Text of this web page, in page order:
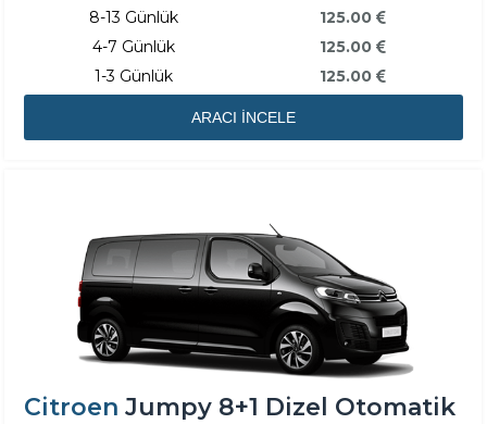
8-13 Günlük
4-7 Günlük
1-3 Günlük
125.00
125.00
125.00
ARACI İNCELE
Citroen Jumpy 8+1 Dizel Otomatik